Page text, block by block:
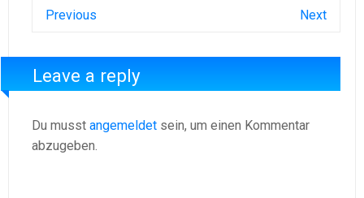
Previous Next
Leave a reply
Du musst angemeldet sein, um einen Kommentar
abzugeben.